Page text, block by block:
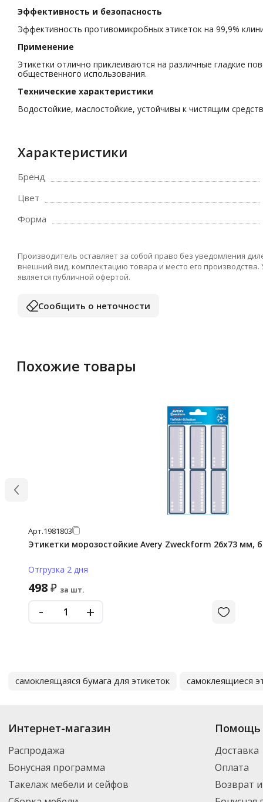
Эффективность и безопасность
Эффективность противомикробных этикеток на 99,9%
Применение
Этикетки отлично приклеиваются на различные гладкие
общественного использования.
Технические характеристики
Водостойкие, маслостойкие, устойчивы к чистящим
Характеристики
Бренд
Цвет
Форма
Производитель оставляет за собой право без уведомления
внешний вид, комплектацию товара и место его
является публичной офертой.
Сообщить о неточности
Похожие товары
Арт.1981803
Этикетки морозостойкие Avery Zweckform 26x73 мм,
Отгрузка 2 дня
498₽ за шт.
- +
самоклеящаяся бумага для этикеток самоклеящиеся
Интернет-магазин
Распродажа
Бонусная программа
Такелаж мебели и сейфов
Помощь
Доставка
Оплата
Возврат